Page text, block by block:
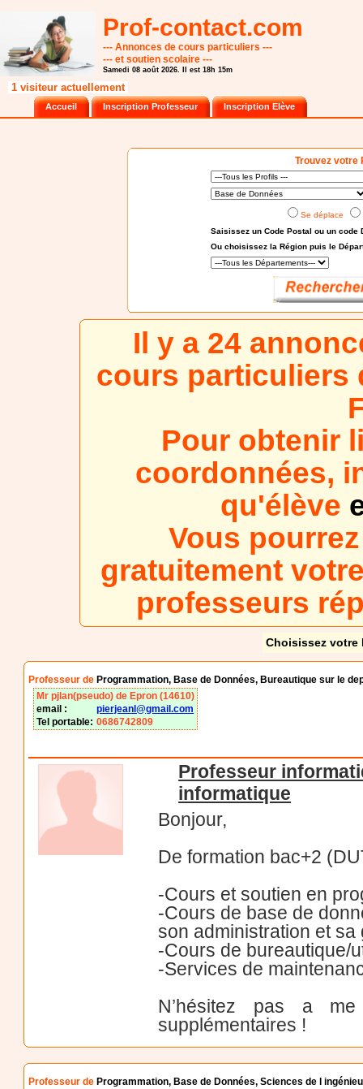
Prof-contact.com
--- Annonces de cours particuliers ---
--- et soutien scolaire ---
Samedi 08 août 2026. Il est 18h 15m
1 visiteur actuellement
Accueil Inscription Professeur Inscription Elève
Trouvez votre
Se déplace
Saisissez un Code Postal ou un code
Ou choisissezla Région puis le
Il y a 24
cours particuliers
Pour obtenir
coordonnées,
qu'élève
Vous
gratuitement
professeurs
Choisissez votre
Professeur de Programmation, Base de Données, Bureautique sur le
Mr pjlan(pseudo) de Epron (14610)
email :
pierjeanl@gmail.com
Tel portable: 0686742809
Professeur
informatique
Bonjour,
De formation bac+2
-Cours et soutien en
-Cours de base de
son administration et
-Cours de bureautique/
-Services de
N’hésitez pas a
supplémentaires !
Professeur de Programmation, Base de Données, Sciences de l